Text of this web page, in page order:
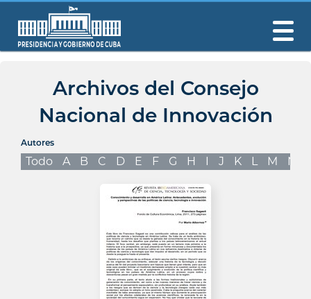
Archivos del Consejo
Nacional de Innovación
Autores
Todo A B C D E F G H I J K L M N